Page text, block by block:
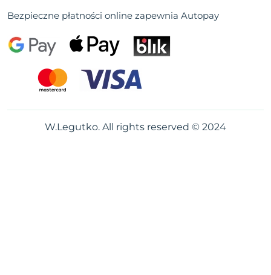
Bezpieczne płatności online zapewnia Autopay
W.Legutko. All rights reserved © 2024